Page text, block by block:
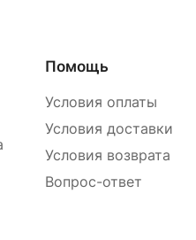
Помощь
Условия оплаты
Условия доставки
Условия возврата
Вопрос-ответ